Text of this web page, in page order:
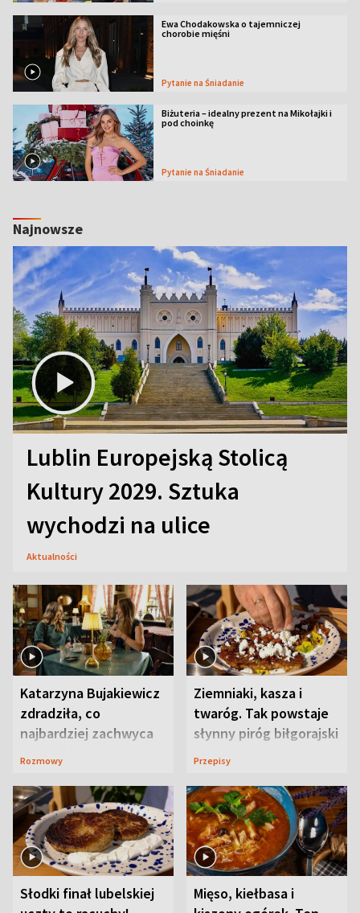
Ewa Chodakowska o tajemniczej
chorobie mięśni
Pytanie na Śniadanie
Biżuteria – idealny prezent na Mikołajki i
pod choinkę
Pytanie na Śniadanie
Najnowsze
Lublin Europejską Stolicą
Kultury 2029. Sztuka
wychodzi na ulice
Aktualności
Katarzyna Bujakiewicz
zdradziła, co
najbardziej zachwyca
ją w Lublinie
Rozmowy
Ziemniaki, kasza i
twaróg. Tak powstaje
słynny piróg biłgorajski
Przepisy
Słodki finał lubelskiej
Mięso, kiełbasa i